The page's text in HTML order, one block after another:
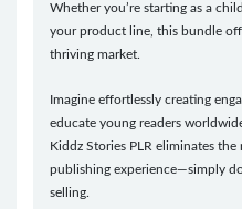
Whether you’re starting as a
your product line, this bundle
thriving market.
Imagine effortlessly creating
educate young readers
Kiddz Stories PLR eliminates
publishing experience—simply
selling.